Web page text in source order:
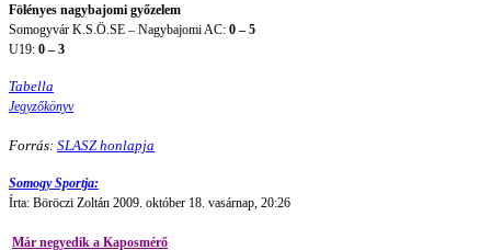
Fölényes nagybajomi győzelem
Somogyvár K.S.Ö.SE – Nagybajomi AC: 0 – 5
U19: 0 – 3
Tabella
Jegyzőkönyv
Forrás: SLASZ honlapja
Somogy Sportja:
Írta: Böröczi Zoltán 2009. október 18. vasárnap, 20:26
Már negyedik a Kaposmérő